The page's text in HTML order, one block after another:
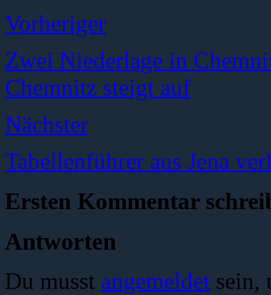
Vorheriger
Zwei Niederlage in
Chemnitz steigt auf
Nächster
Tabellenführer aus Jena
Ersten Kommentar
Antworten
Du musst angemeldet sein,